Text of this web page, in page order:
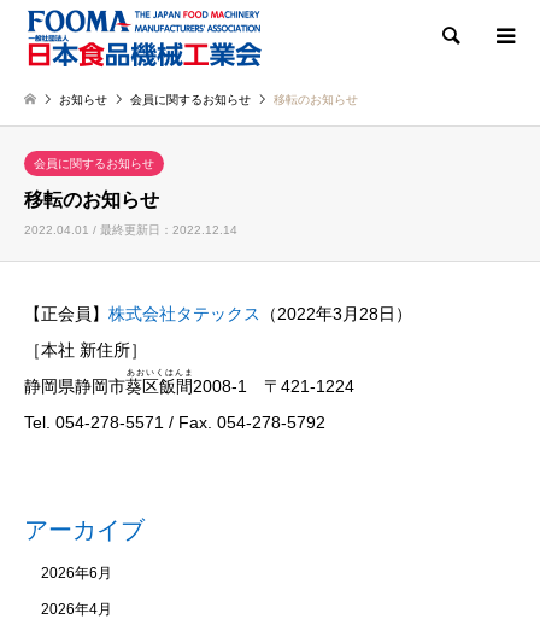
検索
お知らせ 会員に関するお知らせ 移転のお知らせ
会員に関するお知らせ
移転のお知らせ
2022.04.01 / 最終更新日：2022.12.14
【正会員】 株式会社タテックス
（2022年3月28日）
［本社 新住所］
静岡県静岡市葵区飯間
あおいくはんま
2008-1 〒421-1224
Tel. 054-278-5571 / Fax. 054-278-5792
アーカイブ
2026年6月
2026年4月